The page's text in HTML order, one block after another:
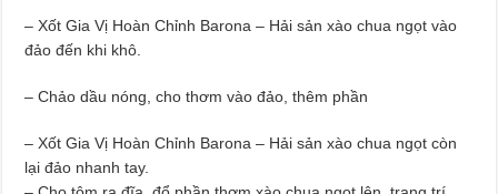
– Xốt Gia Vị Hoàn Chỉnh Barona – Hải sản xào chua ngọt vào
đảo đến khi khô.
– Chảo dầu nóng, cho thơm vào đảo, thêm phần
– Xốt Gia Vị Hoàn Chỉnh Barona – Hải sản xào chua ngọt còn
lại đảo nhanh tay.